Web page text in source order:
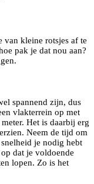
van kleine rotsjes af te
pak je dat nou aan?
spannend zijn, dus
vlakterrein op met
Het is daarbij erg
Neem de tijd om
je nodig hebt
dat je voldoende
lopen. Zo is het